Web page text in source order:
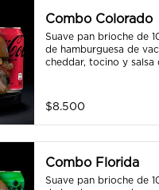
Combo Colorado
Suave pan brioche de
de hamburguesa de
cheddar, tocino y salsa
regalo a elección y una
350 cc a elección.
$8.500
Combo Florida
Suave pan brioche de